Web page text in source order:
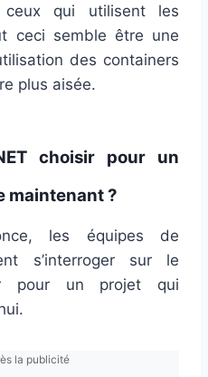
ceux qui utilisent les
ceci semble être une
des containers
plus aisée.
choisir pour un
maintenant ?
les équipes de
s’interroger sur le
pour un projet qui
la publicité